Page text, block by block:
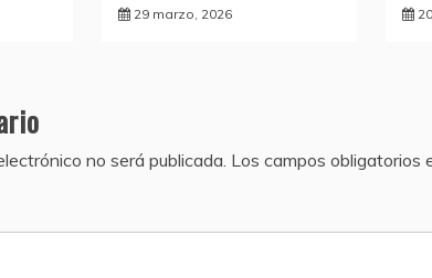
29 marzo, 2026
no será publicada. Los campos obligatorios